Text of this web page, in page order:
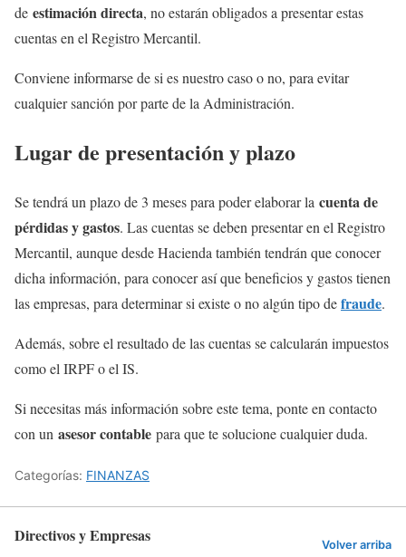
de estimación directa, no estarán obligados a presentar estas
cuentas en el Registro Mercantil.
Conviene informarse de si es nuestro caso o no, para evitar
cualquier sanción por parte de la Administración.
Lugar de presentación y plazo
Se tendrá un plazo de 3 meses para poder elaborar la cuenta de
pérdidas y gastos. Las cuentas se deben presentar en el Registro
Mercantil, aunque desde Hacienda también tendrán que conocer
dicha información, para conocer así que beneficios y gastos tienen
las empresas, para determinar si existe o no algún tipo defraude.
Además, sobre el resultado de las cuentas se calcularán impuestos
como el IRPF o el IS.
Si necesitas más información sobre este tema, ponte en contacto
con un asesor contable para que te solucione cualquier duda.
Categorías: FINANZAS
Directivos y Empresas Volver arriba